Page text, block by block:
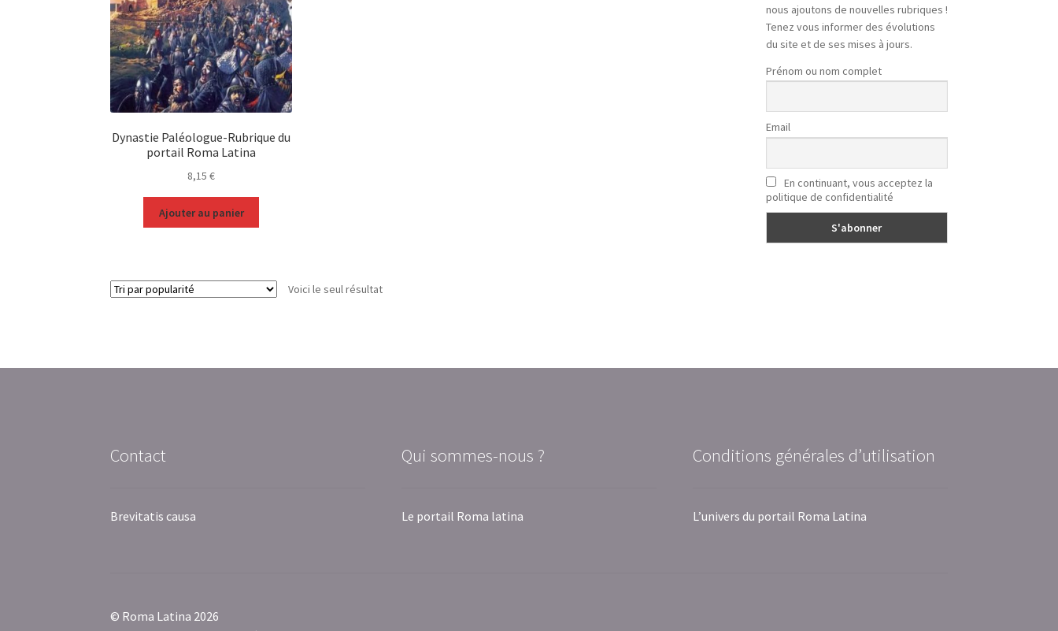
Dynastie Paléologue-Rubrique du
portail Roma Latina
8,15€
Ajouter au panier
Voici le seul résultat
nous ajoutons de nouvelles rubriques !
Tenez vous informer des évolutions
du site et de ses mises à jours.
Prénom ou nom complet
Email
En continuant, vous acceptez la
politique de confidentialité
Contact
Brevitatis causa
Qui sommes-nous ?
Le portail Roma latina
Conditions générales d’utilisation
L’univers du portail Roma Latina
© Roma Latina 2026